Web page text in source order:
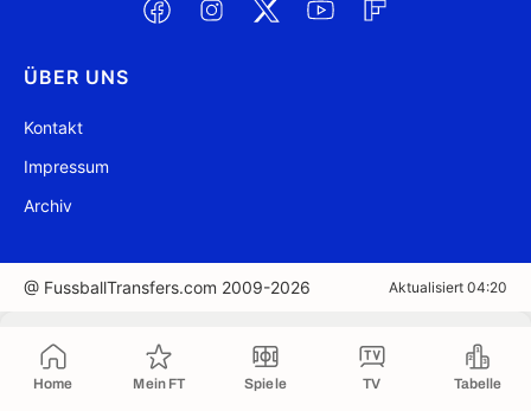
Home Mein FT Spiele TV Tabelle
ÜBER UNS
Kontakt
Impressum
Archiv
@ FussballTransfers.com 2009-2026 Aktualisiert 04:20